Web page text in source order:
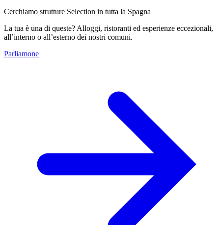
Cerchiamo strutture Selection in tutta la Spagna
La tua è una di queste? Alloggi, ristoranti ed esperienze eccezionali,
all’interno o all’esterno dei nostri comuni.
Parliamone